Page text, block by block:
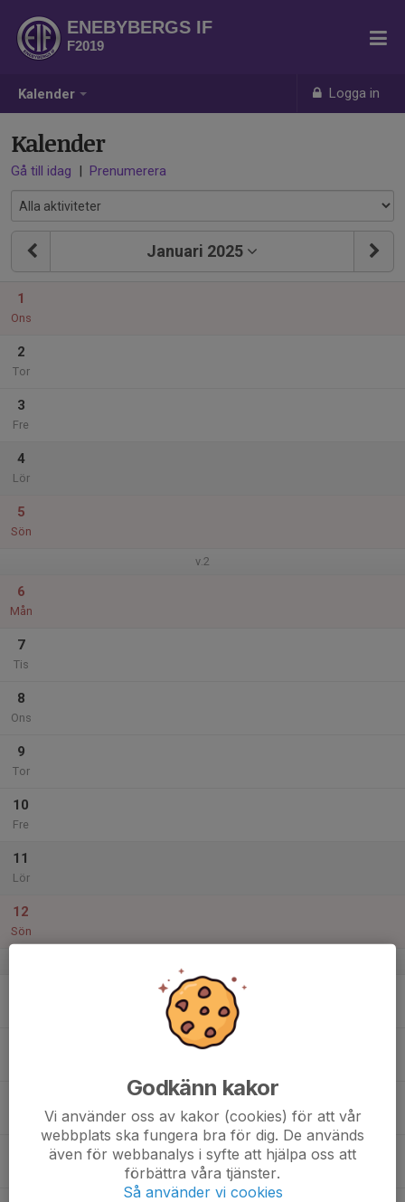
Kalender Logga in
ENEBYBERGS IF
F2019
Kalender
Gå till idag | Prenumerera
Januari 2025
1
Ons
2
Tor
3
Fre
4
Lör
5
Sön
v.2
6
Mån
7
Tis
8
Ons
9
Tor
10
Fre
11
Lör
12
Sön
Godkänn kakor
Vi använder oss av kakor (cookies) för att vår
webbplats ska fungera bra för dig. De används
även för webbanalys i syfte att hjälpa oss att
förbättra våra tjänster.
Så använder vi cookies